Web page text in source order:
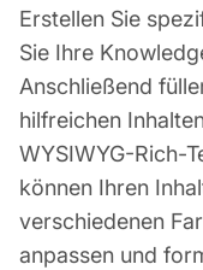
Erstellen Sie
Sie Ihre
Anschließend
hilfreichen
WYSIWYG-Rich-
können Ihren
verschiedenen
anpassen und